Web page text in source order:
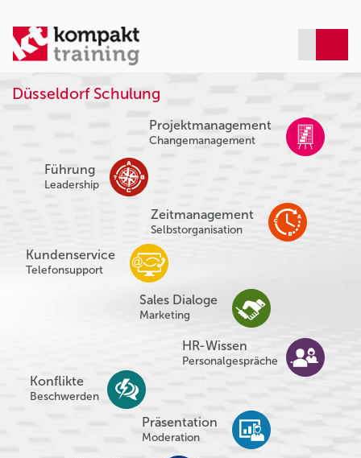
Düsseldorf Schulung
Projektmanagement
Changemanagement
Führung
Leadership
Zeitmanagement
Selbstorganisation
Kundenservice
Telefonsupport
Sales Dialoge
Marketing
Konflikte
Beschwerden
HR-Wissen
Personalgespräche
Präsentation
Moderation